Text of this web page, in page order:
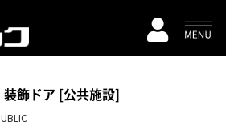
飾ドア [公共施設]